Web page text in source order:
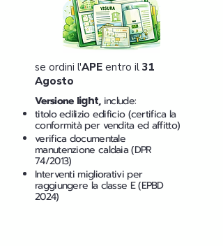
se ordini l'APE entro il 31
Agosto
Versione light,include:
titolo edilizio edificio (certifica la
conformità per vendita ed affitto)
verifica documentale
manutenzione caldaia (DPR
74/2013)
Interventi migliorativi per
raggiungere la classe E (EPBD
2024)